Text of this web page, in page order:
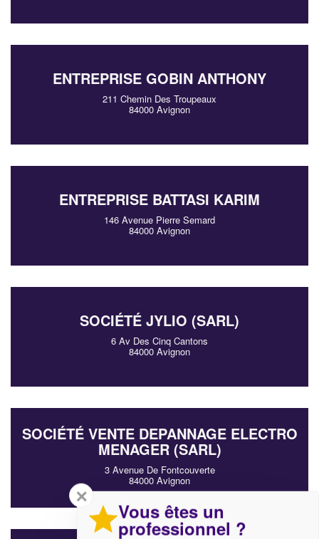
ENTREPRISE GOBIN ANTHONY
211 Chemin Des Troupeaux
84000 Avignon
ENTREPRISE BATTASI KARIM
146 Avenue Pierre Semard
84000 Avignon
SOCIÉTÉ JYLIO (SARL)
6 Av Des Cinq Cantons
84000 Avignon
SOCIÉTÉ VENTE DEPANNAGE ELECTRO
MENAGER (SARL)
3 Avenue De Fontcouverte
84000 Avignon
✕
Vous êtes un
professionnel ?